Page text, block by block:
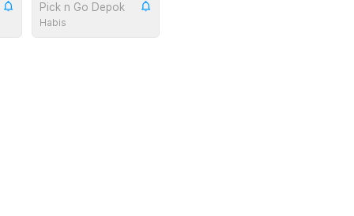
Pick n Go Depok
Habis